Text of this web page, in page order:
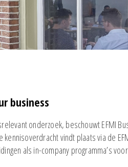
business
onderzoek, beschouwt EFMI
vindt plaats via de
als in-company programma’s